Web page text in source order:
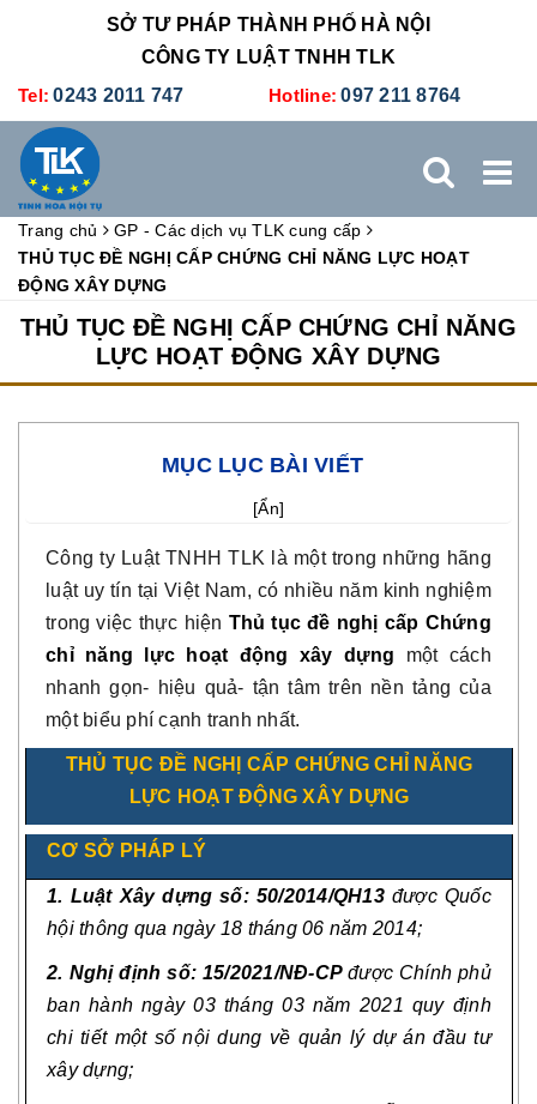
SỞ TƯ PHÁP THÀNH PHỐ HÀ NỘI
CÔNG TY LUẬT TNHH TLK
Tel: 0243 2011 747 Hotline: 097 211 8764
TRANG CHỦ GIỚI THIỆU DỊCH VỤ PHÁP LÝ
DỊCH VỤ KẾ TOÁN - THUẾ XÚC TIẾN THƯƠNG MẠI
Trang chủ
GP - Các dịch vụ TLK cung cấp
THỦ TỤC ĐỀ NGHỊ CẤP CHỨNG CHỈ NĂNG LỰC HOẠT
ĐỘNG XÂY DỰNG
THỦ TỤC ĐỀ NGHỊ CẤP CHỨNG CHỈ NĂNG
LỰC HOẠT ĐỘNG XÂY DỰNG
MỤC LỤC BÀI VIẾT
[Ẩn]
Công ty Luật TNHH TLK là một trong những hãng
luật uy tín tại Việt Nam, có nhiều năm kinh nghiệm
trong việc thực hiện Thủ tục đề nghị cấp Chứng
chỉ năng lực hoạt động xây dựng một cách
nhanh gọn- hiệu quả- tận tâm trên nền tảng của
một biểu phí cạnh tranh nhất.
THỦ TỤC ĐỀ NGHỊ CẤP CHỨNG CHỈ NĂNG
LỰC HOẠT ĐỘNG XÂY DỰNG
CƠ SỞ PHÁP LÝ
1. Luật Xây dựng số: 50/2014/QH13được Quốc
hội thông qua ngày 18 tháng 06 năm 2014;
2. Nghị định số: 15/2021/NĐ-CPđược Chính phủ
ban hành ngày 03 tháng 03 năm 2021 quy định
chi tiết một số nội dung về quản lý dự án đầu tư
xây dựng;